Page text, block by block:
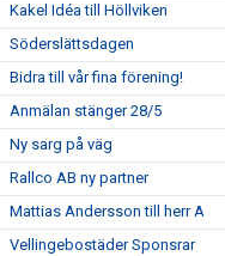
Kakel Idéa till Höllviken
Söderslättsdagen
Bidra till vår fina förening!
Anmälan stänger 28/5
Ny sarg på väg
Rallco AB ny partner
Mattias Andersson till herr A
Vellingebostäder Sponsrar